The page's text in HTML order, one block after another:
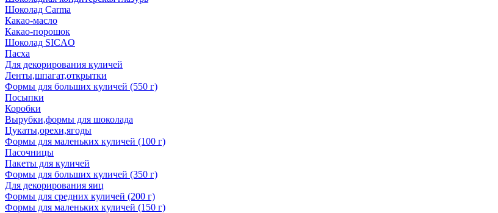
Шоколад Carma
Какао-масло
Какао-порошок
Шоколад SICAO
Пасха
Для декорирования куличей
Ленты,шпагат,открытки
Формы для больших куличей (550 г)
Посыпки
Коробки
Вырубки,формы для шоколада
Цукаты,орехи,ягоды
Формы для маленьких куличей (100 г)
Пасочницы
Пакеты для куличей
Формы для больших куличей (350 г)
Для декорирования яиц
Формы для средних куличей (200 г)
Формы для маленьких куличей (150 г)